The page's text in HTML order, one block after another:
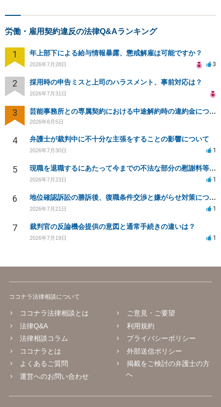
労働・雇用契約違反の法律Q&Aランキング
1 年上部下による給与情報暴露、懲戒解雇は可能ですか？
2026年7月28日 3
2 採用時の申告ミスと上司のハラスメント、事前対応は？
2026年7月31日
3 芸能事務所との専属契約における中途解約時の違約金について相談したいです
2026年8月5日
4 弁護士が裁判中に不十分な主張をすることの影響について
2026年7月30日 1
5 現職を退職するにあたって今までの不法な部分の慰謝料等は請求できるのか。
2026年7月23日 1
6 地位確認訴訟の勝訴後、復職条件交渉と嫌がらせ対策について
2026年7月21日 1
7 裁判官の反論機会提供の意図と通常手続きの違いは？
2026年7月19日 1
ココナラ法律相談について
ココナラ法律相談とは
法律Q&A
法律相談コラム
ココナラとは
よくあるご質問
運営へのお問い合わせ
ご意見・ご要望
利用規約
プライバシーポリシー
外部送信ポリシー
掲載をご検討の弁護士の方
へ